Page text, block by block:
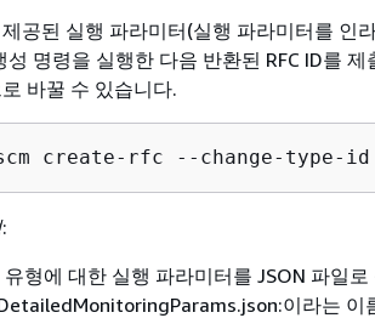
공된 실행 파라미터(실행 파라미터를 인
성 명령을 실행한 다음 반환된 RFC ID를
바꿀 수 있습니다.
create-rfc --change-
:
유형에 대한 실행 파라미터를 JSON 파일
이라는 이